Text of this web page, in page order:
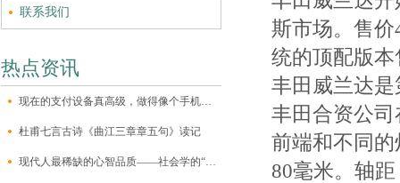
联系我们
热点资讯
现在的支付设备真高级，做得像个手机一样，自带一块大触屏，有个前置摄像
杜甫七言古诗《曲江三章章五句》读记
现代人最稀缺的心智品质——社会学的“三大想象力”
斯市场。售价
统的顶配版本
丰田威兰达
丰田合资公
前端和不同的
80毫米。轴